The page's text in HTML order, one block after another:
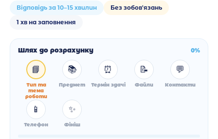
Відповідь за 10–15 хвилин
Без зобов'язань
1 хв на заповнення
Шлях до розрахунку 0%
📘
Тип та
тема
роботи
📚
Предмет
⏰
Термін здачі
📝
Файли
💬
Контакти
📱
Телефон
✨
Фініш